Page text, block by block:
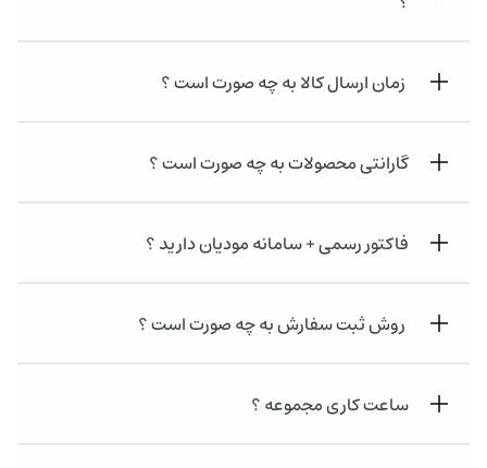
زمان ارسال کالا به چه صورت است ؟
گارانتی محصولات به چه صورت است ؟
فاکتور رسمی + سامانه مودیان دارید ؟
روش ثبت سفارش به چه صورت است ؟
ساعت کاری مجموعه ؟